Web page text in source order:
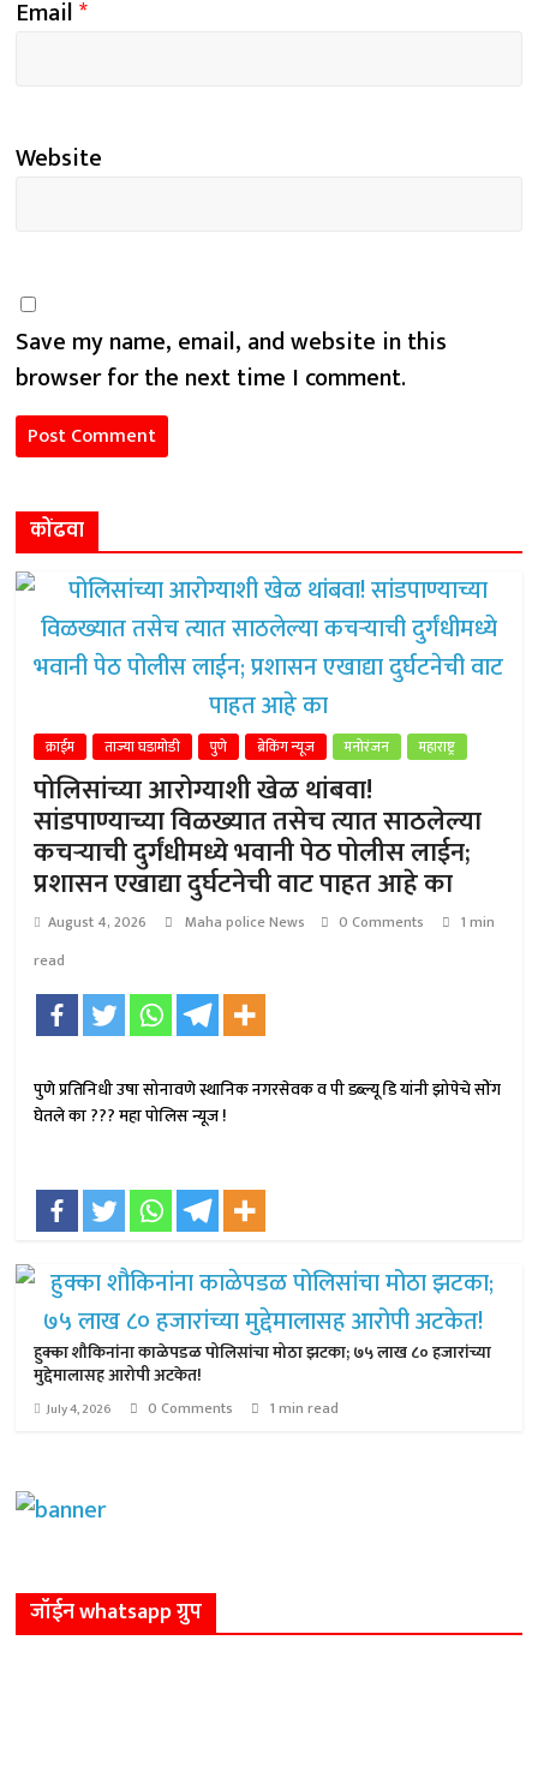
Email*
Website
Save my name, email, and website in this
browser for the next time I comment.
कोंढवा
क्राईम ताज्या घडामोडी पुणे ब्रेकिंग न्यूज मनोरंजन महाराष्ट्र
पोलिसांच्या आरोग्याशी खेळ थांबवा!
सांडपाण्याच्या विळख्यात तसेच त्यात साठलेल्या
कचऱ्याची दुर्गंधीमध्ये भवानी पेठ पोलीस लाईन;
प्रशासन एखाद्या दुर्घटनेची वाट पाहत आहे का
August 4, 2026 Maha police News 0 Comments
1 min
read
पुणे प्रतिनिधी उषा सोनावणे स्थानिक नगरसेवक व पी डब्ल्यू डि यांनी झोपेचे सोंग
घेतले का ??? महा पोलिस न्यूज !
हुक्का शौकिनांना काळेपडळ पोलिसांचा मोठा झटका; ७५ लाख ८० हजारांच्या
मुद्देमालासह आरोपी अटकेत!
July 4, 2026 0 Comments 1 min read
जॉईन whatsapp ग्रुप